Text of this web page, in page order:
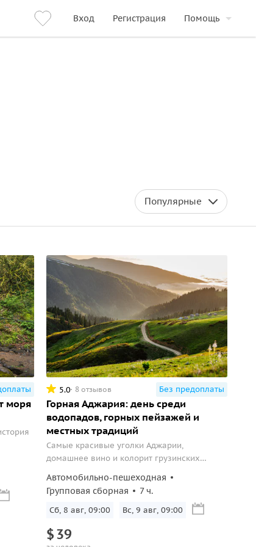
Вход Регистрация Помощь
Популярные
моря
5.0 8 отзывов Без предоплаты
Горная Аджария: день среди
водопадов, горных пейзажей и
местных традиций
Самые красивые уголки Аджарии,
домашнее вино и колорит грузинских
Автомобильно-пешеходная
Групповая сборная
7 ч.
Сб, 8 авг, 09:00 Вс, 9 авг, 09:00
$39